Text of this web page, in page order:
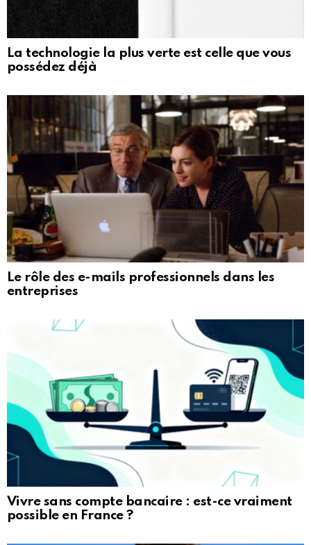
La technologie la plus verte est celle que vous
possédez déjà
Le rôle des e-mails professionnels dans les
entreprises
Vivre sans compte bancaire : est-ce vraiment
possible en France ?